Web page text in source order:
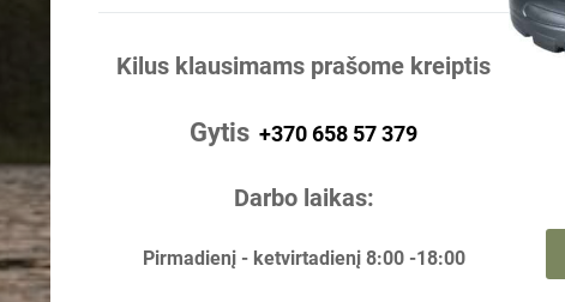
Kilus klausimams prašome kreiptis
Gytis +370 658 57 379
Darbo laikas:
Pirmadienį - ketvirtadienį 8:00 -18:00